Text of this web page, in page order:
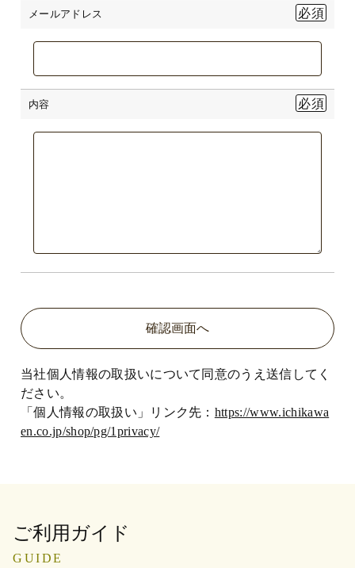
メールアドレス
内容
当社個人情報の取扱いについて同意のうえ送信してく
ださい。
「個人情報の取扱い」リンク先： https://www.ichikawa
en.co.jp/shop/pg/1privacy/
ご利用ガイド
GUIDE